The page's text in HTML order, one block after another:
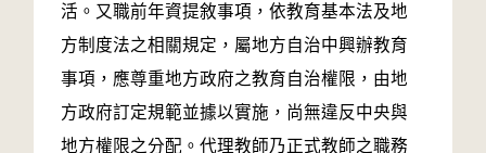
活。又職前年資提敘事項，依教育基本法及地
方制度法之相關規定，屬地方自治中興辦教育
事項，應尊重地方政府之教育自治權限，由地
方政府訂定規範並據以實施，尚無違反中央與
地方權限之分配。代理教師乃正式教師之職務